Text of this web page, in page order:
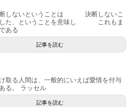
ないということは 決断しないこ
した、ということを意味し これもま
ある
記事を読む
取る人間は、一般的にいえば愛情を付与
る。 ラッセル
記事を読む